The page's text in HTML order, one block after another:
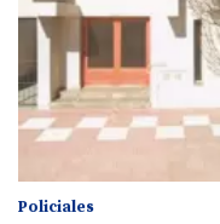
Policiales